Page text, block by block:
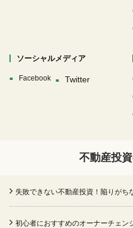
ソーシャルメディア
Facebook
不動産投
失敗できない不動産投資！陥りがち
初心者におすすめのオーナーチェン